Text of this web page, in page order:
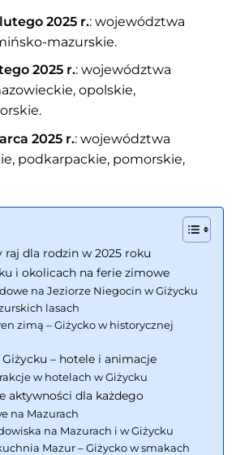
2025 r.: województwa
mazurskie.
2025 r.: województwa
opolskie,
2025 r.: województwa
podkarpackie, pomorskie,
raj dla rodzin w 2025 roku
i okolicach na ferie zimowe
na Jeziorze Niegocin w Giżycku
lasach
zimą – Giżycko w historycznej
– hotele i animacje
w hotelach w Giżycku
aktywności dla każdego
na Mazurach
na Mazurach i w Giżycku
Mazur – Giżycko w smakach